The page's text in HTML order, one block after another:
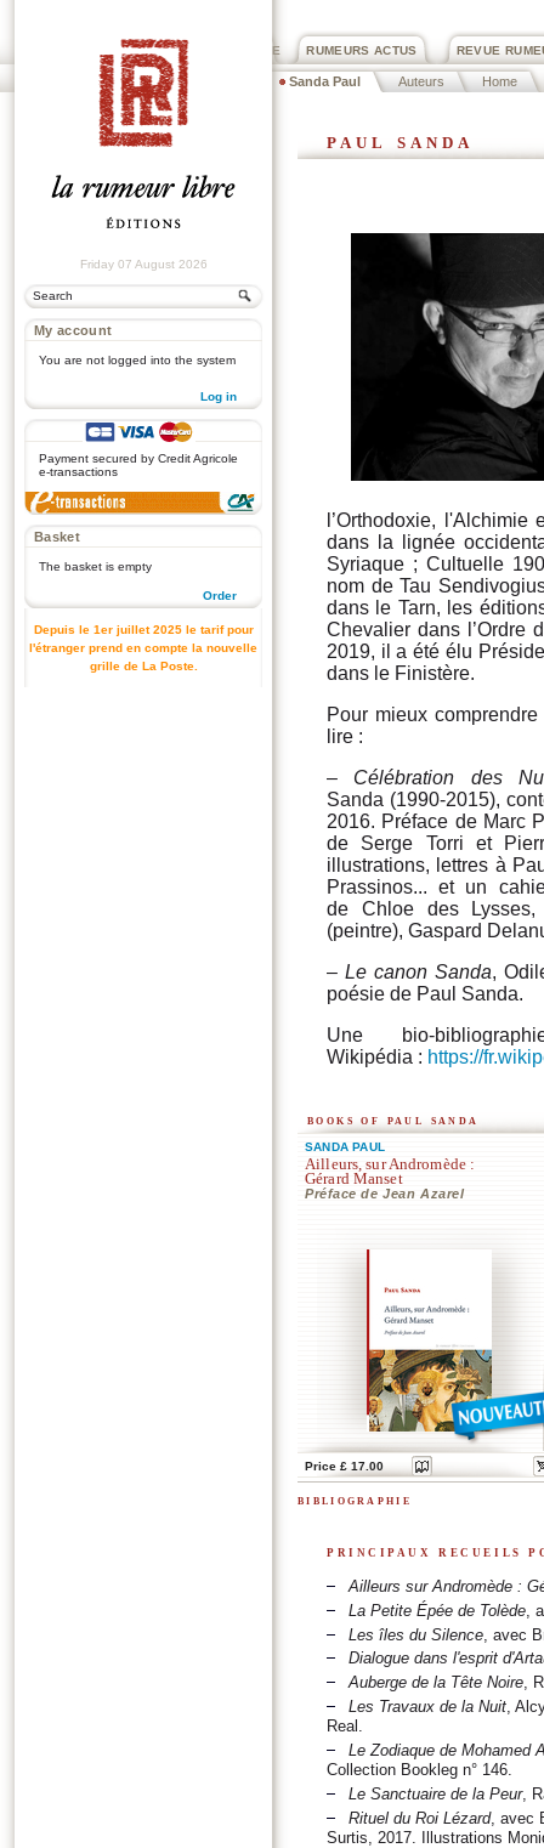
REVUE
RUMEURS ACTUS
PRIX ROGER DEXTRE
Sanda Paul Auteurs Home
Friday 07 August 2026
My account
You are not logged into the system
Log in
Payment secured by Credit Agricole
e-transactions
Basket
The basket is empty
Order
Depuis le 1er juillet 2025 le tarif pour
l'étranger prend en compte la nouvelle
grille de La Poste.
paul sanda
l’Orthodoxie,
dans la lignée
Syriaque ; Cultuelle
nom de Tau
dans le Tarn, les
Chevalier dans l’Ordre
2019, il a été élu
dans le Finistère.
Pour mieux
lire :
– Célébration des
Sanda (1990-2015),
2016. Préface de Marc
de Serge Torri et
illustrations, lettres à
Prassinos... et un
de Chloe des Lysses,
(peintre), Gaspard
– Le canon Sanda,
poésie de Paul Sanda.
Une bio-
Wikipédia : https://
books of paul sanda
SANDA PAUL
Ailleurs, sur Andromède :
Gérard Manset
Préface de Jean Azarel
Price £ 17.00
bibliographie
principaux recueils
Ailleurs sur Andromède :
La Petite Épée de Tolède ,
Les îles du Silence , avec
Dialogue dans l'esprit
Auberge de la Tête Noire,
Les Travaux de la Nuit,
Real.
Le Zodiaque de Mohamed
Collection Bookleg n° 146.
Le Sanctuaire de la Peur,
Rituel du Roi Lézard, avec
Surtis, 2017. Illustrations